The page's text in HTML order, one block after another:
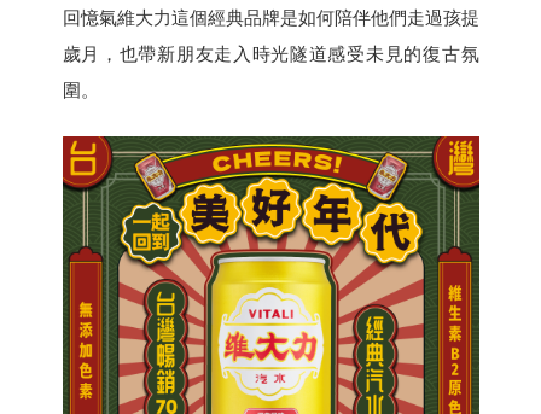
回憶氣維大力這個經典品牌是如何陪伴他們走過孩提
歲月，也帶新朋友走入時光隧道感受未見的復古氛
圍。